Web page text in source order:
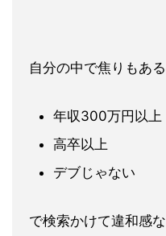
自分の中で焦りもあ
年収300万円以上
高卒以上
デブじゃない
で検索かけて違和感